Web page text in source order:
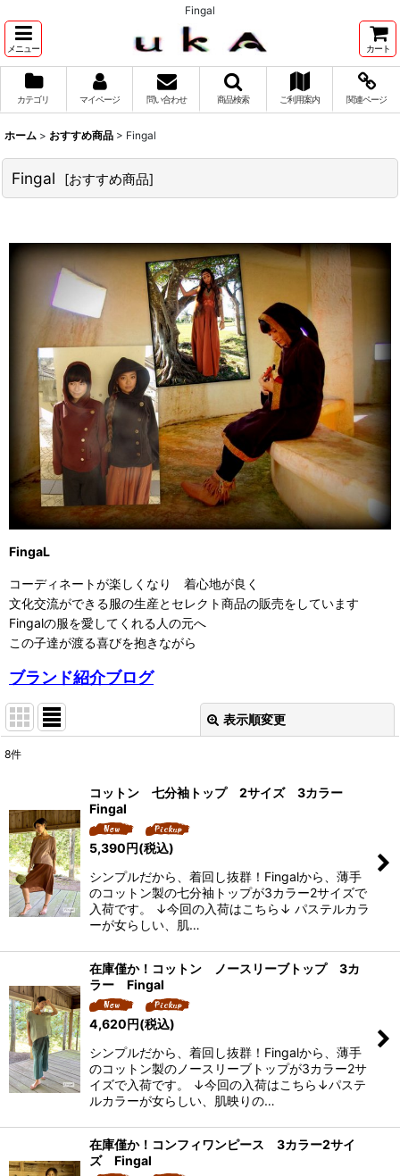
Fingal
メニュー カート
カテゴリ マイページ 問い合わせ 商品検索 ご利用案内 関連ページ
ホーム > おすすめ商品 > Fingal
Fingal [おすすめ商品]
FingaL
コーディネートが楽しくなり 着心地が良く
文化交流ができる服の生産とセレクト商品の販売をしています
Fingalの服を愛してくれる人の元へ
この子達が渡る喜びを抱きながら
ブランド紹介ブログ
表示順変更
並び順:
絞り込む
8件
コットン 七分袖トップ 2サイズ 3カラー
Fingal
5,390円(税込)
シンプルだから、着回し抜群！Fingalから、薄手
のコットン製の七分袖トップが3カラー2サイズで
入荷です。 ↓今回の入荷はこちら↓ パステルカラ
ーが女らしい、肌…
在庫僅か！コットン ノースリーブトップ 3カ
ラー Fingal
4,620円(税込)
シンプルだから、着回し抜群！Fingalから、薄手
のコットン製のノースリーブトップが3カラー2サ
イズで入荷です。 ↓今回の入荷はこちら↓パステ
ルカラーが女らしい、肌映りの…
在庫僅か！コンフィワンピース 3カラー2サイ
ズ Fingal